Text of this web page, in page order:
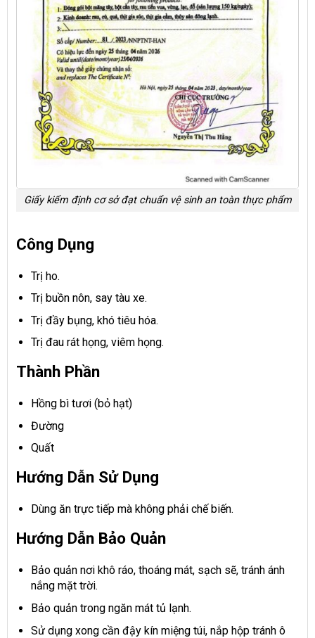
Giấy kiểm định cơ sở đạt chuẩn vệ sinh an toàn thực phẩm
Công Dụng
Trị ho.
Trị buồn nôn, say tàu xe.
Trị đầy bụng, khó tiêu hóa.
Trị đau rát họng, viêm họng.
Thành Phần
Hồng bì tươi (bỏ hạt)
Đường
Quất
Hướng Dẫn Sử Dụng
Dùng ăn trực tiếp mà không phải chế biến.
Hướng Dẫn Bảo Quản
Bảo quản nơi khô ráo, thoáng mát, sạch sẽ, tránh ánh
nắng mặt trời.
Bảo quản trong ngăn mát tủ lạnh.
Sử dụng xong cần đậy kín miệng túi, nắp hộp tránh ô